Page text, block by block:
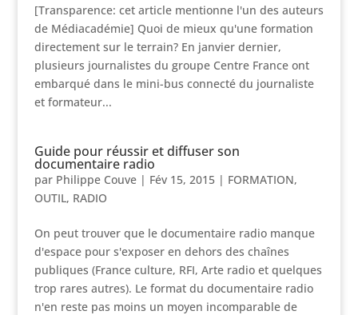
[Transparence: cet article mentionne l'un des auteurs
de Médiacadémie] Quoi de mieux qu'une formation
directement sur le terrain? En janvier dernier,
plusieurs journalistes du groupe Centre France ont
embarqué dans le mini-bus connecté du journaliste
et formateur...
Guide pour réussir et diffuser son
documentaire radio
par Philippe Couve| Fév 15, 2015| FORMATION,
OUTIL, RADIO
On peut trouver que le documentaire radio manque
d'espace pour s'exposer en dehors des chaînes
publiques (France culture, RFI, Arte radio et quelques
trop rares autres). Le format du documentaire radio
n'en reste pas moins un moyen incomparable de